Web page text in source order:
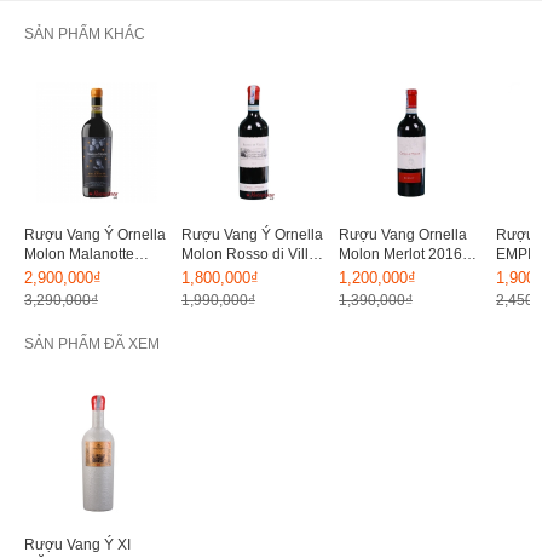
SẢN PHẨM KHÁC
Rượu Vang Ý Ornella
Molon Malanotte
DOCG Piave 14%
2,900,000₫
3,290,000₫
Rượu Vang Ý Ornella
Molon Rosso di Villa
Doc Piave 15%
1,800,000₫
1,990,000₫
Rượu Vang Ornella
Molon Merlot 2016
15.5%
1,200,000₫
1,390,000₫
Rượu
18.6%
SẢN PHẨM ĐÃ XEM
Rượu Vang Ý XI